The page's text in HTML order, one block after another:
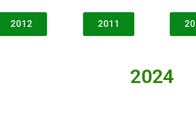
2012 2011
2024